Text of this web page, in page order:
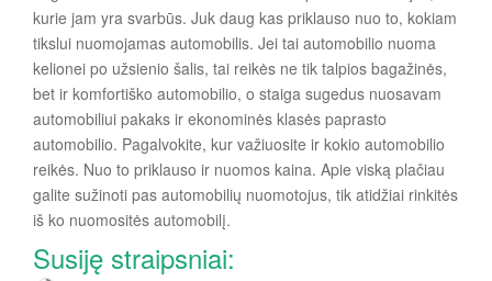
kurie jam yra svarbūs. Juk daug kas priklauso nuo to, kokiam
tikslui nuomojamas automobilis. Jei tai automobilio nuoma
kelionei po užsienio šalis, tai reikės ne tik talpios bagažinės,
bet ir komfortiško automobilio, o staiga sugedus nuosavam
automobiliui pakaks ir ekonominės klasės paprasto
automobilio. Pagalvokite, kur važiuosite ir kokio automobilio
reikės. Nuo to priklauso ir nuomos kaina. Apie viską plačiau
galite sužinoti pas automobilių nuomotojus, tik atidžiai rinkitės
iš ko nuomositės automobilį.
Susiję straipsniai:
Autom
obilių
supirki
Kaune
: kaip
tai
vyksta
ir
kodėl
tai